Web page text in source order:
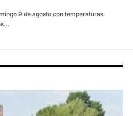
9 de agosto con temperaturas